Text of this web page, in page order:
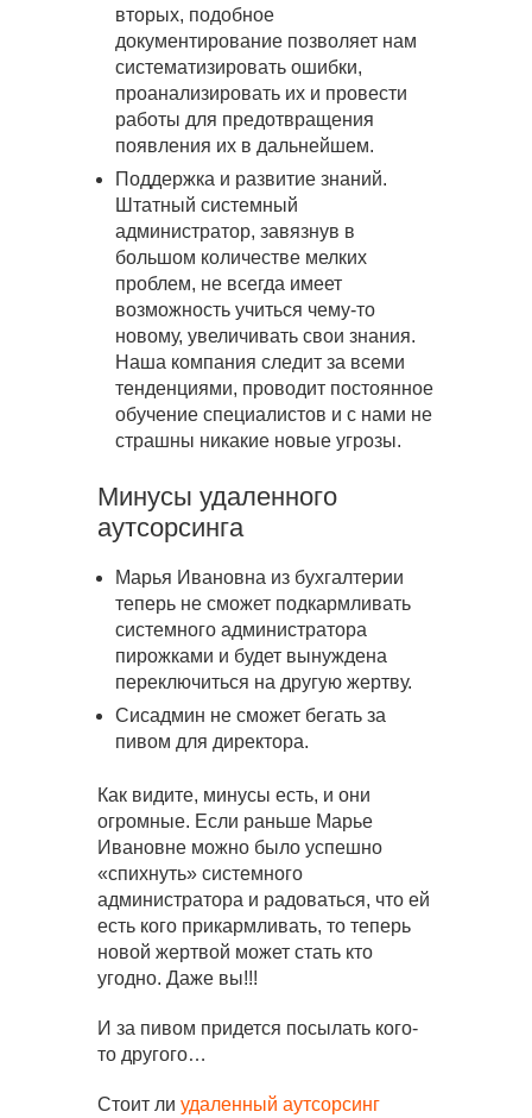
вторых, подобное
документирование позволяет нам
систематизировать ошибки,
проанализировать их и провести
работы для предотвращения
появления их в дальнейшем.
Поддержка и развитие знаний.
Штатный системный
администратор, завязнув в
большом количестве мелких
проблем, не всегда имеет
возможность учиться чему-то
новому, увеличивать свои знания.
Наша компания следит за всеми
тенденциями, проводит постоянное
обучение специалистов и с нами не
страшны никакие новые угрозы.
Минусы удаленного
аутсорсинга
Марья Ивановна из бухгалтерии
теперь не сможет подкармливать
системного администратора
пирожками и будет вынуждена
переключиться на другую жертву.
Сисадмин не сможет бегать за
пивом для директора.
Как видите, минусы есть, и они
огромные. Если раньше Марье
Ивановне можно было успешно
«спихнуть» системного
администратора и радоваться, что ей
есть кого прикармливать, то теперь
новой жертвой может стать кто
угодно. Даже вы!!!
И за пивом придется посылать кого-
то другого…
Стоит ли удаленный аутсорсинг